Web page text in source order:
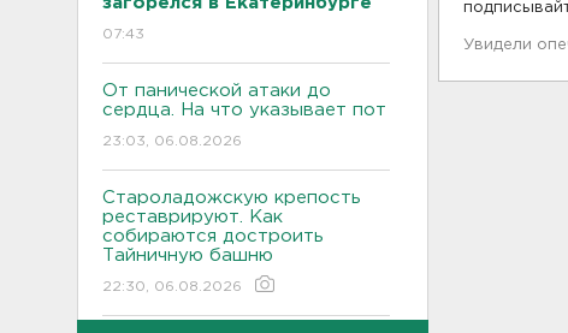
07:43
От панической атаки до
сердца. На что указывает пот
23:03, 06.08.2026
Староладожскую крепость
реставрируют. Как
собираются достроить
Тайничную башню
22:30, 06.08.2026
Увидели